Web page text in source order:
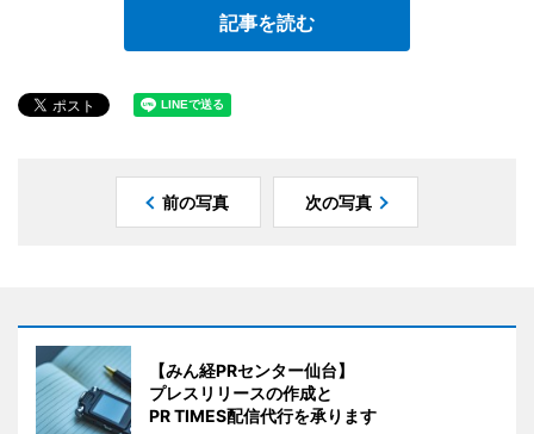
記事を読む
前の写真 次の写真
【みん経PRセンター仙台】
プレスリリースの作成と
PR TIMES配信代行を承ります